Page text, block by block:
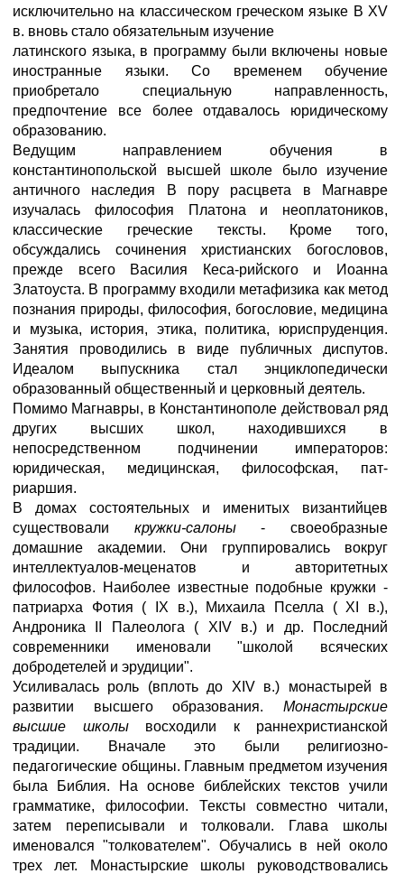
исключительно на классическом греческом языке В XV
в. вновь стало обязательным изучение
латинского языка, в программу были включены новые
иностранные языки. Со временем обучение
приобретало специальную направленность,
предпочтение все более отдавалось юридическому
образованию.
Ведущим направлением обучения в
константинопольской высшей школе было изучение
античного наследия В пору расцвета в Магнавре
изучалась философия Платона и неоплатоников,
классические греческие тексты. Кроме того,
обсуждались сочинения христианских богословов,
прежде всего Василия Кеса-рийского и Иоанна
Златоуста. В программу входили метафизика как метод
познания природы, философия, богословие, медицина
и музыка, история, этика, политика, юриспруденция.
Занятия проводились в виде публичных диспутов.
Идеалом выпускника стал энциклопедически
образованный общественный и церковный деятель.
Помимо Магнавры, в Константинополе действовал ряд
других высших школ, находившихся в
непосредственном подчинении императоров:
юридическая, медицинская, философская, пат-
риаршия.
В домах состоятельных и именитых византийцев
существовали кружки-салоны- своеобразные
домашние академии. Они группировались вокруг
интеллектуалов-меценатов и авторитетных
философов. Наиболее известные подобные кружки -
патриарха Фотия ( IX в.), Михаила Пселла ( XI в.),
Андроника II Палеолога ( XIV в.) и др. Последний
современники именовали "школой всяческих
добродетелей и эрудиции".
Усиливалась роль (вплоть до XIV в.) монастырей в
развитии высшего образования. Монастырские
высшие школы восходили к раннехристианской
традиции. Вначале это были религиозно-
педагогические общины. Главным предметом изучения
была Библия. На основе библейских текстов учили
грамматике, философии. Тексты совместно читали,
затем переписывали и толковали. Глава школы
именовался "толкователем". Обучались в ней около
трех лет. Монастырские школы руководствовались